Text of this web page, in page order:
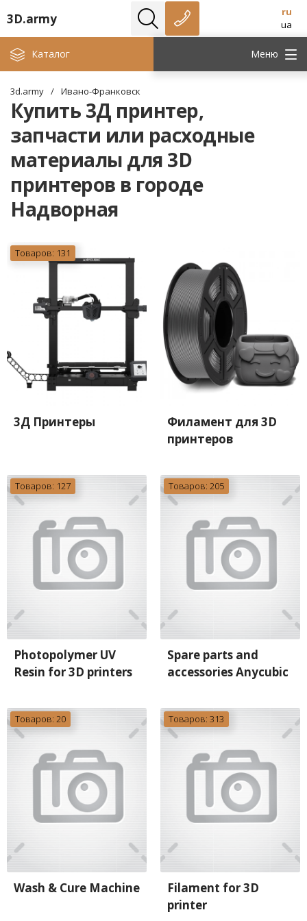
3D.army
ru
ua
Каталог Меню
3d.army / Ивано-Франковск
Купить 3Д принтер,
запчасти или расходные
материалы для 3D
принтеров в городе
Надворная
Товаров: 131
3Д Принтеры
Филамент для 3D
принтеров
Товаров: 127
Photopolymer UV
Resin for 3D printers
Товаров: 205
Spare parts and
accessories Anycubic
Товаров: 20
Wash & Cure Machine
Товаров: 313
Filament for 3D
printer